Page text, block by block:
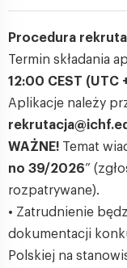
Procedura
Termin składania
12:00 CEST (UTC
Aplikacje należy
WAŻNE! Temat
no 39/2026”
rozpatrywane).
• Zatrudnienie
dokumentacji
Polskiej na